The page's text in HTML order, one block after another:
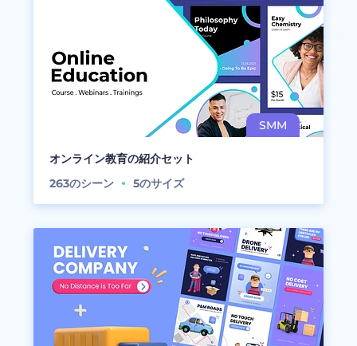
オンライン教育の紹介セット
263のシーン 5のサイズ